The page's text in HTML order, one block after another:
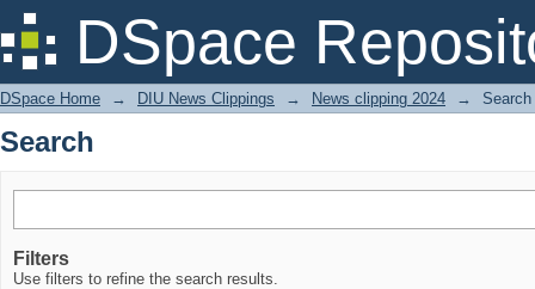
DSpace
Search
DSpace Home → DIU News Clippings → News clipping 2024 → Search
Search
Filters
Use filters to refine the search results.